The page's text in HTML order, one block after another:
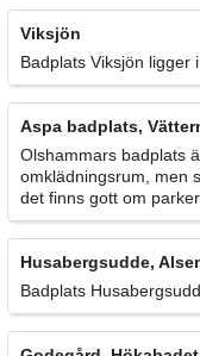
Viksjön
Badplats Viksjön ligger
Aspa badplats,
Olshammars badplats
omklädningsrum, men
det finns gott om
Husabergsudde,
Badplats